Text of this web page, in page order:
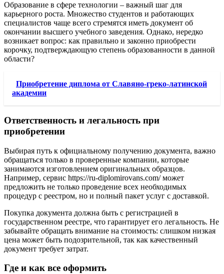
Образование в сфере технологии – важный шаг для
карьерного роста. Множество студентов и работающих
специалистов чаще всего стремятся иметь документ об
окончании высшего учебного заведения. Однако, нередко
возникает вопрос: как правильно и законно приобрести
корочку, подтверждающую степень образованности в данной
области?
Приобретение диплома от Славяно-греко-латинской
академии
Ответственность и легальность при
приобретении
Выбирая путь к официальному получению документа, важно
обращаться только в проверенные компании, которые
занимаются изготовлением оригинальных образцов.
Например, сервис https://ru-diplomirovans.com/ может
предложить не только проведение всех необходимых
процедур с реестром, но и полный пакет услуг с доставкой.
Покупка документа должна быть с регистрацией в
государственном реестре, что гарантирует его легальность. Не
забывайте обращать внимание на стоимость: слишком низкая
цена может быть подозрительной, так как качественный
документ требует затрат.
Где и как все оформить